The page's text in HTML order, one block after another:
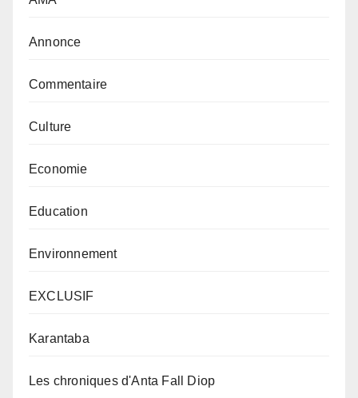
Annonce
Commentaire
Culture
Economie
Education
Environnement
EXCLUSIF
Karantaba
Les chroniques d'Anta Fall Diop